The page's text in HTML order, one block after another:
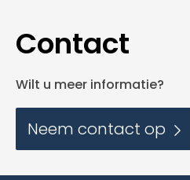
Contact
Wilt u meer informatie?
Neem contact op